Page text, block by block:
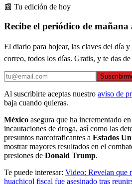
📰 Tu edición de hoy
Recibe el periódico de mañana
El diario para hojear, las claves del día
correo, todos los días. Gratis, y te das
Al suscribirte aceptas nuestro aviso de
baja cuando quieras.
México asegura que ha incrementado
incautaciones de droga, así como las
presuntos narcotraficantes a Estados
mostrar mayores resultados en el
presiones de Donald Trump.
Te puede interesar: Video: Revelan que
huachicol fiscal fue asesinado tras